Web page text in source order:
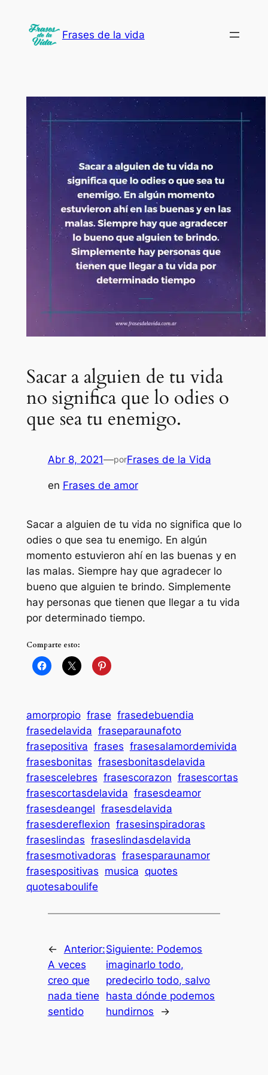
contenido
Frases de la vida
Sacar a alguien de tu vida
no significa que lo odies o
que sea tu enemigo.
Abr 8, 2021—porFrases de la Vida
en Frases de amor
Sacar a alguien de tu vida no significa que lo
odies o que sea tu enemigo. En algún
momento estuvieron ahí en las buenas y en
las malas. Siempre hay que agradecer lo
bueno que alguien te brindo. Simplemente
hay personas que tienen que llegar a tu vida
por determinado tiempo.
Comparte esto:
amorpropio frase frasedebuendia
frasedelavida fraseparaunafoto
frasepositiva frases frasesalamordemivida
frasesbonitas frasesbonitasdelavida
frasescelebres frasescorazon frasescortas
frasescortasdelavida frasesdeamor
frasesdeangel frasesdelavida
frasesdereflexion frasesinspiradoras
fraseslindas fraseslindasdelavida
frasesmotivadoras frasesparaunamor
frasespositivas musica quotes
quotesaboulife
←
Anterior:
A veces
creo que
nada tiene
sentido
Siguiente: Podemos
imaginarlo todo,
predecirlo todo, salvo
hasta dónde podemos
hundirnos
→